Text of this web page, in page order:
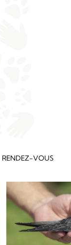
RENDEZ-VOUS